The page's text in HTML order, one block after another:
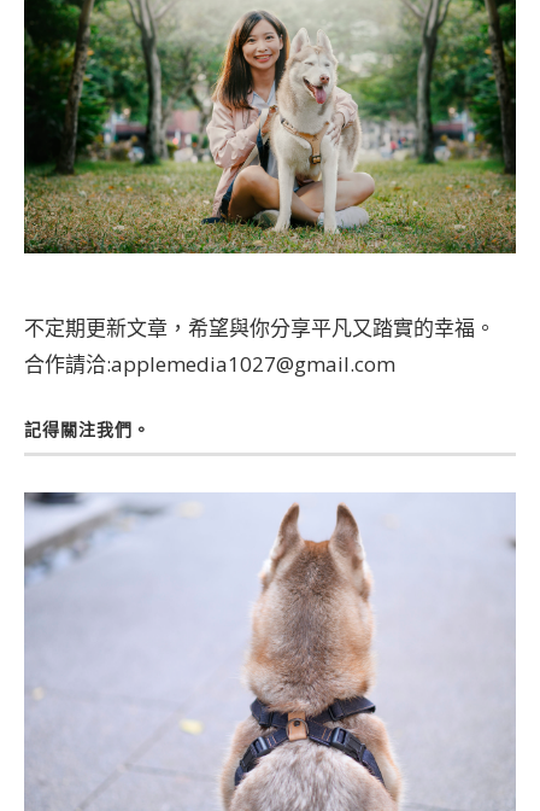
不定期更新文章，希望與你分享平凡又踏實的幸福。
合作請洽:applemedia1027@gmail.com
記得關注我們。